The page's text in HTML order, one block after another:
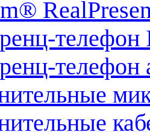
телефон
телефон